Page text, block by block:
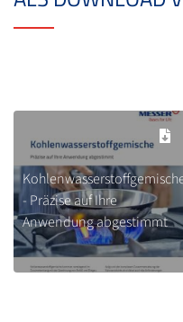
- Präzise auf Ihre
Anwendung abgestimmt